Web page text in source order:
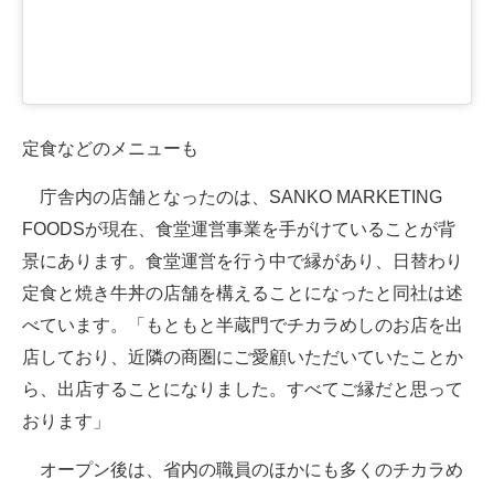
定食などのメニューも
庁舎内の店舗となったのは、SANKO MARKETING
FOODSが現在、食堂運営事業を手がけていることが背
景にあります。食堂運営を行う中で縁があり、日替わり
定食と焼き牛丼の店舗を構えることになったと同社は述
べています。「もともと半蔵門でチカラめしのお店を出
店しており、近隣の商圏にご愛顧いただいていたことか
ら、出店することになりました。すべてご縁だと思って
おります」
オープン後は、省内の職員のほかにも多くのチカラめ